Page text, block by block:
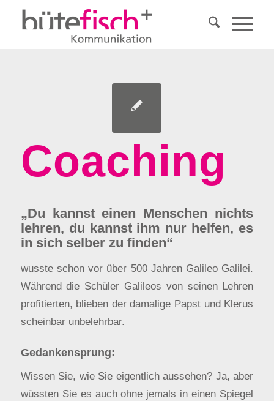
Coaching
„Du kannst einen Menschen nichts
lehren, du kannst ihm nur helfen, es
in sich selber zu finden“
wusste schon vor über 500 Jahren Galileo Galilei.
Während die Schüler Galileos von seinen Lehren
profitierten, blieben der damalige Papst und Klerus
scheinbar unbelehrbar.
Gedankensprung:
Wissen Sie, wie Sie eigentlich aussehen? Ja, aber
wüssten Sie es auch ohne jemals in einen Spiegel